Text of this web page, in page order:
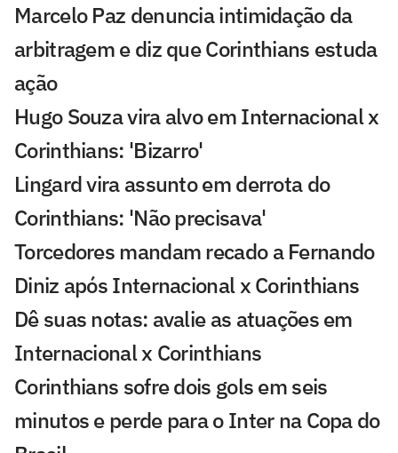
Marcelo Paz denuncia intimidação da
arbitragem e diz que Corinthians estuda
ação
Hugo Souza vira alvo em Internacional x
Corinthians: 'Bizarro'
Lingard vira assunto em derrota do
Corinthians: 'Não precisava'
Torcedores mandam recado a Fernando
Diniz após Internacional x Corinthians
Dê suas notas: avalie as atuações em
Internacional x Corinthians
Corinthians sofre dois gols em seis
minutos e perde para o Inter na Copa do